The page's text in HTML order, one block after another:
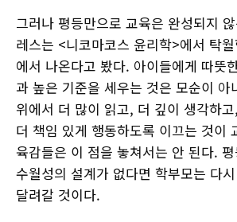
그러나 평등만으로 교육은 완성되지
레스는 <니코마코스 윤리학>에서 탁
에서 나온다고 봤다. 아이들에게 따뜻
과 높은 기준을 세우는 것은 모순이 아
위에서 더 많이 읽고, 더 깊이 생각하
더 책임 있게 행동하도록 이끄는 것이
육감들은 이 점을 놓쳐서는 안 된다.
수월성의 설계가 없다면 학부모는 다
달려갈 것이다.